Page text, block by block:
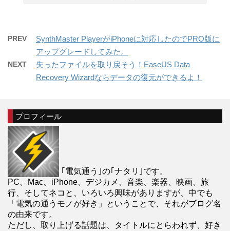
PREV
SynthMaster PlayerがiPhoneに対応したのでPRO版に
アップグレードしてみた。
NEXT
失ったファイルを取り戻そう！EaseUS Data
Recovery Wizardならデータの復元ができるよ！
プロフィール
｢電気通う｣の｢ナタリ｣です。
PC、Mac、iPhone、デジカメ、音楽、楽器、映画、旅
行、そしてネコと、いろいろ興味がありますが、中でも
「電気の通うモノが好き」ということで、それがブログ名
の由来です。
ただし、取り上げる話題は、タイトルにとらわれず、好き